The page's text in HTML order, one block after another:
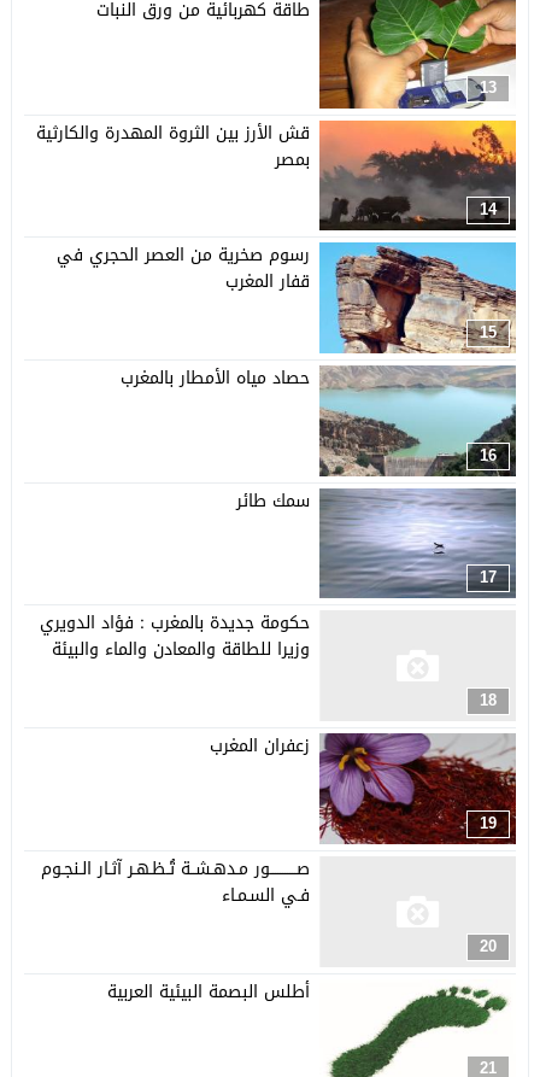
13
طاقة كهربائية من ورق النبات
14
قش الأرز بين الثروة المهدرة والكارثية
بمصر
15
رسوم صخرية من العصر الحجري في
قفار المغرب
16
حصاد مياه الأمطار بالمغرب
17
سمك طائر
18
حكومة جديدة بالمغرب : فؤاد الدويري
وزيرا للطاقة والمعادن والماء والبيئة
19
زعفران المغرب
20
صـــــــــــور مـدهـشــة تُـظـهـر آثـار الـنجـوم
فـي السـمـاء
21
أطلس البصمة البيئية العربية